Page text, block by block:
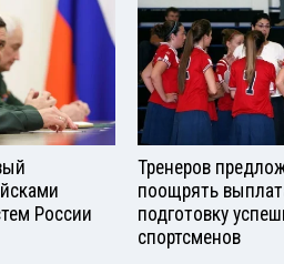
России
Тренеров
поощрять
подготовку
спортсменов